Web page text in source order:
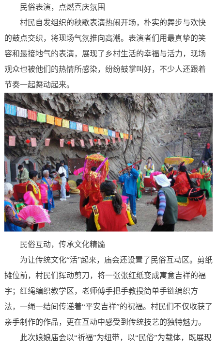
民俗表演，点燃喜庆氛围
村民自发组织的秧歌表演热闹开场，朴实的舞步与欢快
的鼓点交织，将现场气氛推向高潮。表演者们用最真挚的笑
容和最接地气的表演，展现了乡村生活的幸福与活力，现场
观众也被他们的热情所感染，纷纷鼓掌叫好，不少人还跟着
节奏一起舞动起来。
民俗互动，传承文化精髓
为让传统文化“活”起来，庙会还设置了民俗互动区。剪纸
摊位前，村民们挥动剪刀，将一张张红纸变成寓意吉祥的福
字；红绳编织教学区，老师傅手把手教授简单手链编织方
法，一绳一结间传递着“平安吉祥”的祝福。村民们不仅收获了
亲手制作的作品，更在互动中感受到传统技艺的独特魅力。
此次娘娘庙会以“祈福”为纽带，以“民俗”为载体，既展现